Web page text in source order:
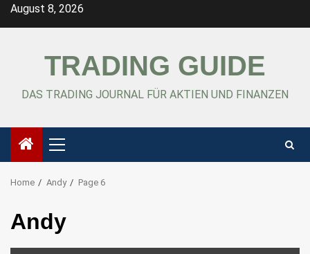
SkipAugust 8, 2026
TRADING GUIDE
DAS TRADING JOURNAL FÜR AKTIEN UND FINANZEN
Primary
Menu
Home Andy Page 6
Andy